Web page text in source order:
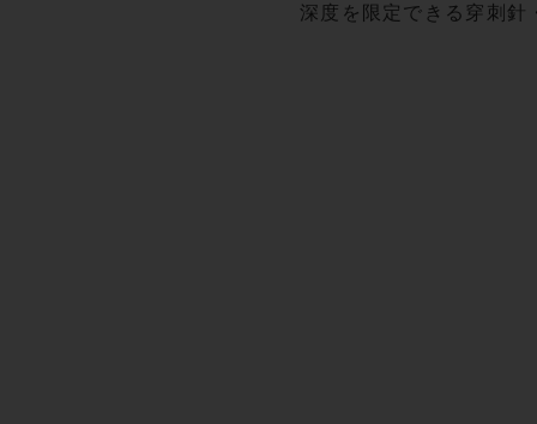
深度を限定できる穿刺針